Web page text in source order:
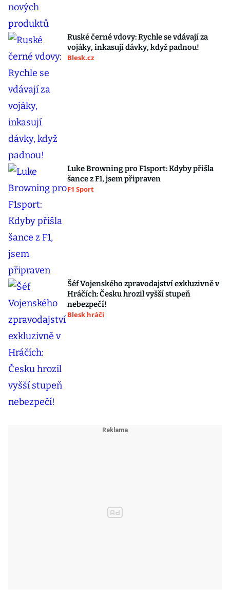
Ruské černé vdovy: Rychle se vdávají za
vojáky, inkasují dávky, když padnou!
Blesk.cz
Luke Browning pro F1sport: Kdyby přišla
šance z F1, jsem připraven
F1 Sport
Šéf Vojenského zpravodajství exkluzivně v
Hráčích: Česku hrozil vyšší stupeň
nebezpečí!
Blesk hráči